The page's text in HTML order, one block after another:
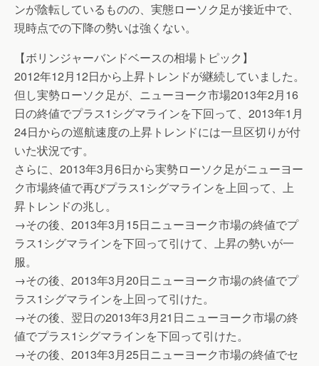
ンが陰転しているものの、実態ローソク足が接近中で、
現時点での下降の勢いは強くない。
【ボリンジャーバンドベースの相場トピック】
2012年12月12日から上昇トレンドが継続していました。
但し実勢ローソク足が、ニューヨーク市場2013年2月16
日の終値でプラス1シグマラインを下回って、2013年1月
24日からの巡航速度の上昇トレンドには一旦区切りが付
いた状況です。
さらに、2013年3月6日から実勢ローソク足がニューヨー
ク市場終値で再びプラス1シグマラインを上回って、上
昇トレンドの兆し。
→その後、2013年3月15日ニューヨーク市場の終値でプ
ラス1シグマラインを下回って引けて、上昇の勢いが一
服。
→その後、2013年3月20日ニューヨーク市場の終値でプ
ラス1シグマラインを上回って引けた。
→その後、翌日の2013年3月21日ニューヨーク市場の終
値でプラス1シグマラインを下回って引けた。
→その後、2013年3月25日ニューヨーク市場の終値でセ